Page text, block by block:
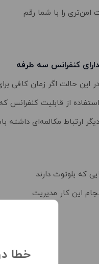
امن‌تری را با شما رقم
دارای کنفرانس سه طرفه
در این حالت اگر زمان کافی
استفاده از قابلیت کنفرانس
دیگر ارتباط مکالمه‌ای داشته
که بلوتوث دارند
این کار مدیریت
خطا